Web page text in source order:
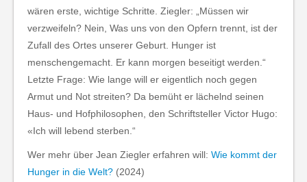
wären erste, wichtige Schritte. Ziegler: „Müssen wir
verzweifeln? Nein, Was uns von den Opfern trennt, ist der
Zufall des Ortes unserer Geburt. Hunger ist
menschengemacht. Er kann morgen beseitigt werden.“
Letzte Frage: Wie lange will er eigentlich noch gegen
Armut und Not streiten? Da bemüht er lächelnd seinen
Haus- und Hofphilosophen, den Schriftsteller Victor Hugo:
«Ich will lebend sterben.“
Wer mehr über Jean Ziegler erfahren will: Wie kommt der
Hunger in die Welt? (2024)